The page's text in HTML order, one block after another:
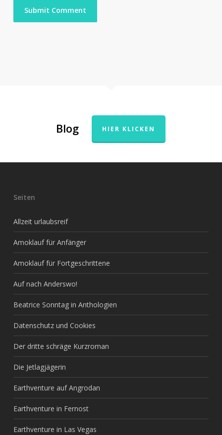
Blog HIER KLICKEN
Seiten
Allzeit urlaubsreif
Amoklauf für Anfänger
Amoklauf für Fortgeschrittene
Auf nach Anderswo!
Beatrice Sonntag in Anthologien
Datenschutz und Cookies
Der dritte schräge Kurzroman
Die Jetlagjägerin
Earthventure auf Angrodan
Earthventure in Fernost
Earthventure in Las Vegas